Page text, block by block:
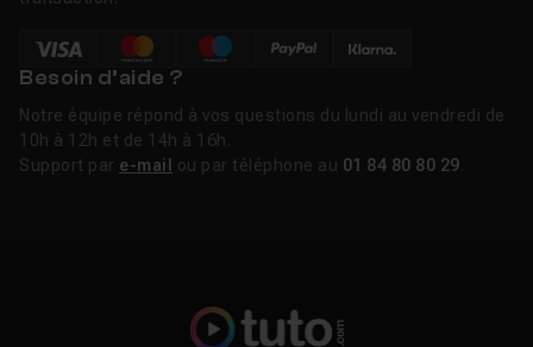
production dès les années 1980. Houdini a révolutionné
les VFX en introduisant l'approche nodale dans les
pipelines de simulation. Aujourd'hui, il est le pilier des
d'effets visuels.
FAQ
Houdini est-il difficile à apprendre ?
Besoin d’aide ?
Notre équipe répond à vos questions du lundi au vendredi de
10h à 12h et de 14h à 16h.
Support par e-mail ou par téléphone au 01 84 80 80 29